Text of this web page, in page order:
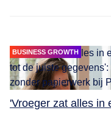
BUSINESS GROWTH
'Vroeger zat alles in